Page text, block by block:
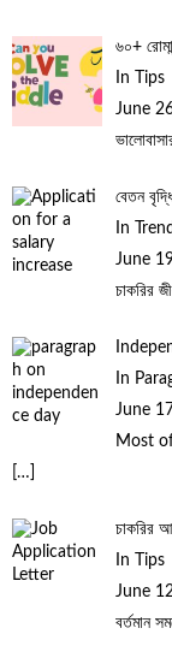
৬০+
In Tips
June
বেতন
In
June
চাকরির
In
June
Most
[…]
চাকরির
In Tips
June
বর্তমান